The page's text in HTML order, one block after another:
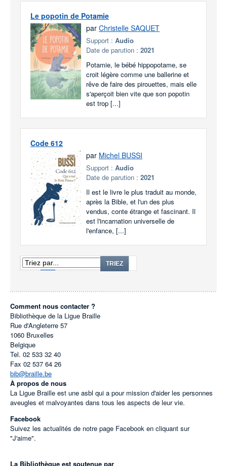
Le popotin de Potamie
par Christelle SAQUET
Support : Audio
Date de parution : 2021
Potamie, le bébé hippopotame, se
croit légère comme une ballerine et
rêve de faire des pirouettes, mais elle
s'aperçoit bien vite que son popotin
est trop [...]
Code 612
par Michel BUSSI
Support : Audio
Date de parution : 2021
Il est le livre le plus traduit au monde,
après la Bible, et l'un des plus
vendus, conte étrange et fascinant. Il
est l'incarnation universelle de
l'enfance, [...]
1 6
TRIEZ
Comment nous contacter ?
Bibliothèque de la Ligue Braille
Rue d'Angleterre 57
1060 Bruxelles
Belgique
Tel. 02 533 32 40
Fax 02 537 64 26
bib@braille.be
À propos de nous
La Ligue Braille est une asbl qui a pour mission d'aider les personnes
aveugles et malvoyantes dans tous les aspects de leur vie.
Facebook
Suivez les actualités de notre page Facebook en cliquant sur
"J'aime".
La Bibliothèque est soutenue par